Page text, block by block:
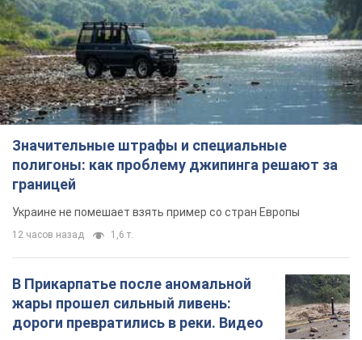
Значительные штрафы и специальные
полигоны: как проблему джипинга решают за
границей
Украине не помешает взять пример со стран Европы
12 часов назад 1,6 т.
В Прикарпатье после аномальной
жары прошел сильный ливень:
дороги превратились в реки. Видео